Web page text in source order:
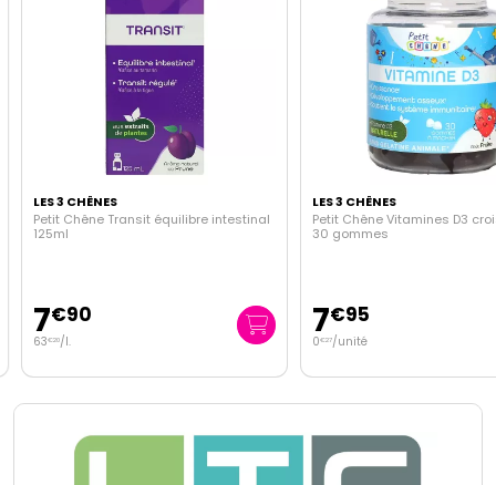
LES 3 CHÊNES
Petit Chêne Transit équilibre intestinal
125ml
7€90
63€20/l.
LES 3 CHÊNES
Petit Chêne Vitamines D3
30 gommes
7€95
0€27/unité